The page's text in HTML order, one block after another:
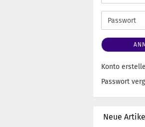
Mail-
Adresse
Passwort
Konto
Passwort
Neue